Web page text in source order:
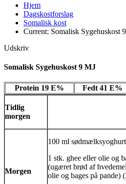
Hjem
Dagskostforslag
Somalisk kost
Current: Somalisk Sygehuskost
Udskriv
Somalisk Sygehuskost 9 MJ
Protein 19 E% Fedt 41 E%
Tidlig
morgen
Morgen
100 ml
1 stk. ghee eller olie og
(ugæret brød af
olie og bages på pande)